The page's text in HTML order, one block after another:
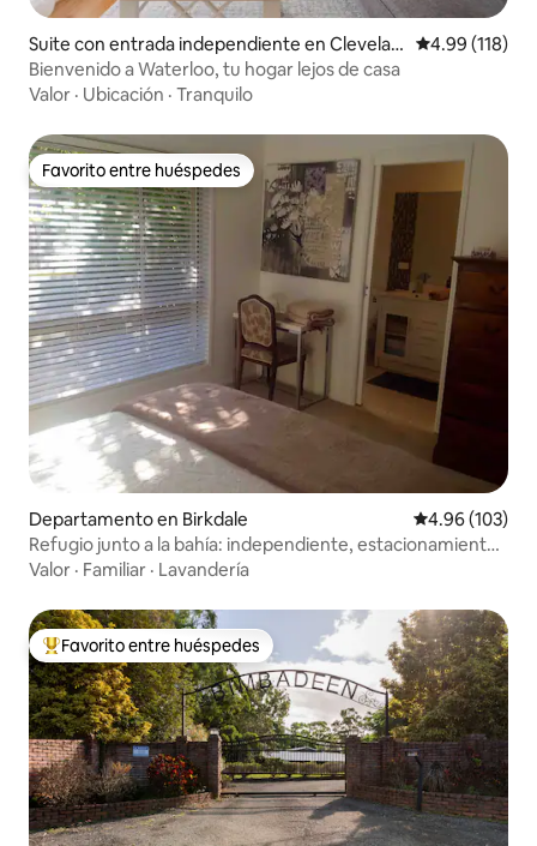
Suite con entrada independiente en Clevelan
d
Calificación
4.99 (118)
Bienvenido a Waterloo, tu hogar lejos de casa
Valor · Ubicación · Tranquilo
Favorito entre huéspedes
Favorito entre huéspedes
Departamento en Birkdale Calificación
4.96 (103)
Refugio junto a la bahía: independiente, estacionamiento,
aire acondicionado
Valor · Familiar · Lavandería
De los mejores en Favorito entre huéspedes
Favorito entre huéspedes